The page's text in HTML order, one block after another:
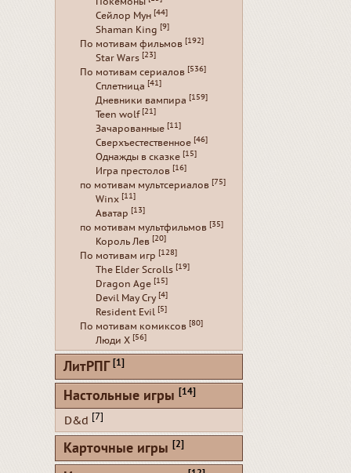
Сейлор Мун [44]
Shaman King [9]
По мотивам фильмов [192]
Star Wars [23]
По мотивам сериалов [536]
Сплетница [41]
Дневники вампира [159]
Teen wolf [21]
Зачарованные [11]
Сверхъестественное [46]
Однажды в сказке [15]
Игра престолов [16]
по мотивам мультсериалов [75]
Winx [11]
Аватар [13]
по мотивам мультфильмов [35]
Король Лев [20]
По мотивам игр [128]
The Elder Scrolls [19]
Dragon Age [15]
Devil May Cry [4]
Resident Evil [5]
По мотивам комиксов [80]
Люди Х [56]
ЛитРПГ [1]
Настольные игры [14]
D&d [7]
Карточные игры [2]